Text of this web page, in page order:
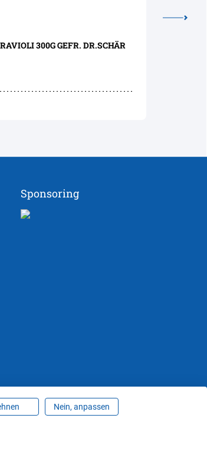
GLUTENFREIE RAVIOLI 300G GEFR. DR.SCHÄR
Sponsoring
Nein, anpassen